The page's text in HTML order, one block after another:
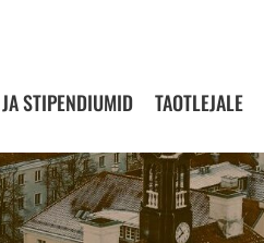
STIPENDIUMID TAOTLEJALE